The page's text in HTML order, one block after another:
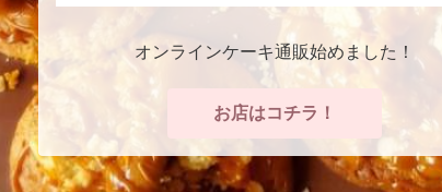
オンラインケーキ通販始めました！
お店はコチラ！